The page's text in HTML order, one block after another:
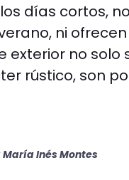
días cortos,
ni
exterior no
rústico, son
María Inés Montes